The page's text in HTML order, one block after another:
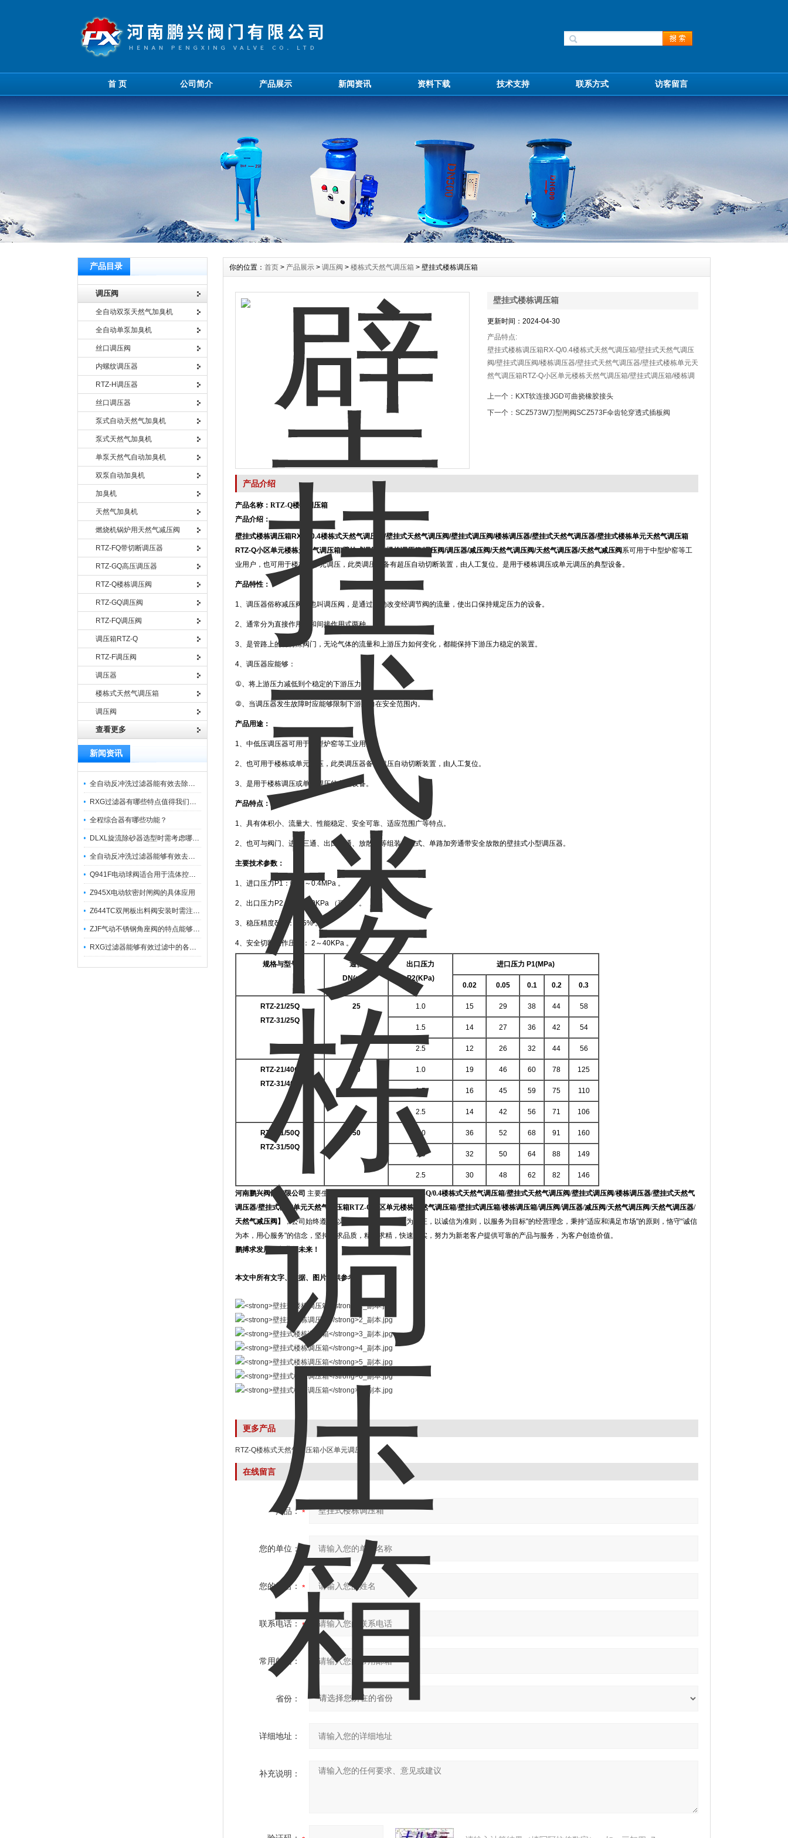
首 页 公司简介 产品展示 新闻资讯 资料下载 技术支持 联系方式 访客留言
产品目录
调压阀
全自动双泵天然气加臭机
全自动单泵加臭机
丝口调压阀
内螺纹调压器
RTZ-H调压器
丝口调压器
泵式自动天然气加臭机
泵式天然气加臭机
单泵天然气自动加臭机
双泵自动加臭机
加臭机
天然气加臭机
燃烧机锅炉用天然气减压阀
RTZ-FQ带切断调压器
RTZ-GQ高压调压器
RTZ-Q楼栋调压阀
RTZ-GQ调压阀
RTZ-FQ调压阀
调压箱RTZ-Q
RTZ-F调压阀
调压器
楼栋式天然气调压箱
调压阀
查看更多
新闻资讯
全自动反冲洗过滤器能有效去除过滤介质上的杂质
RXG过滤器有哪些特点值得我们选择？
全程综合器有哪些功能？
DLXL旋流除砂器选型时需考虑哪些因素？
全自动反冲洗过滤器能够有效去除不同粒径的固体杂
Q941F电动球阀适合用于流体控制需要迅速反应的场合
Z945X电动软密封闸阀的具体应用
Z644TC双闸板出料阀安装时需注意哪些事项？
ZJF气动不锈钢角座阀的特点能够稳定地控制介质流量
RXG过滤器能够有效过滤中的各种杂质
你的位置： 首页 > 产品展示 > 调压阀 > 楼栋式天然气调压箱 > 壁挂式楼栋调压箱
壁挂式楼栋调压箱
更新时间：2024-04-30
产品特点:
壁挂式楼栋调压箱RX-Q/0.4楼栋式天然气调压箱/壁挂式天然气调压
阀/壁挂式调压阀/楼栋调压器/壁挂式天然气调压器/壁挂式楼栋单元天
然气调压箱RTZ-Q小区单元楼栋天然气调压箱/壁挂式调压箱/楼栋调
阀系可用于中型炉窑等工业用户，也可用于楼栋或单元调压。
上一个： KXT软连接JGD可曲挠橡胶接头
下一个： SCZ573W刀型闸阀SCZ573F伞齿轮穿透式插板阀
产品介绍
产品名称： RTZ-Q楼栋调压箱
产品介绍：
壁挂式楼栋调压箱RX-Q/0.4楼栋式天然气调压箱/壁挂式天然气调压阀/壁挂式调压阀/楼栋调压器/壁挂式天然气调压器/壁挂式楼栋单元天然气调压箱
RTZ-Q小区单元楼栋天然气调压箱/壁挂式调压箱/楼栋调压箱/调压阀/调压器/减压阀/天然气调压阀/天然气调压器/天然气减压阀 系可用于中型炉窑等工
业用户，也可用于楼栋或单元调压，此类调压器备有超压自动切断装置，由人工复位。是用于楼栋调压或单元调压的典型设备。
产品特性：
1、调压器俗称减压阀，也叫调压阀，是通过自动改变经调节阀的流量，使出口保持规定压力的设备。
2、通常分为直接作用式和间接作用式两种。
3、是管路上的种特殊阀门，无论气体的流量和上游压力如何变化，都能保持下游压力稳定的装置。
4、调压器应能够：
①、 将上游压力减低到个稳定的下游压力 。
②、 当调压器发生故障时应能够限制下游压力在安全范围内。
产品用途：
1、中低压调压器可用于中型炉窑等工业用户。
2、也可用于楼栋或单元调压，此类调压器备有超压自动切断装置，由人工复位。
3、是用于楼栋调压或单元调压的典型设备。
产品特点：
1、具有体积小、流量大、性能稳定、安全可靠、适应范围广等特点。
2、也可与阀门、进口三通、出口三通、放散阀等组装成箱式、单路加旁通带安全放散的壁挂式小型调压器。
主要技术参数：
1、进口压力P1：0.02～0.4MPa 。
2、出口压力P2：1.0～30KPa （可调）。
3、稳压精度δP2：±15% 。
4、安全切断动作压力： 2～40KPa 。
规格与型号
通径
DN(mm)
出口压力
P2(KPa)
进口压力 P1(MPa)
0.02 0.05 0.1 0.2 0.3
RTZ-21/25Q
RTZ-31/25Q
25 1.0 15 29 38 44 58
1.5 14 27 36 42 54
2.5 12 26 32 44 56
RTZ-21/40Q
RTZ-31/40Q
40 1.0 19 46 60 78 125
1.5 16 45 59 75 110
2.5 14 42 56 71 106
RTZ-21/50Q
RTZ-31/50Q
50 1.0 36 52 68 91 160
1.5 32 50 64 88 149
2.5 30 48 62 82 146
河南鹏兴阀门有限公司 主要生产销售
RX-Q/0.4楼栋式天然气调压箱/壁挂式天然气调压阀/壁挂式调压阀/楼栋调压器/壁挂式天然气
调压器/壁挂式楼栋单元天然气调压箱RTZ-Q小区单元楼栋天然气调压箱/壁挂式调压箱/楼栋调压箱/调压阀/调压器/减压阀/天然气调压阀/天然气调压器/
天然气减压阀 】 ，公司始终遵循“以科技为先导，以品质为保证，以诚信为准则，以服务为目标"的经营理念，秉持“适应和满足市场"的原则，恪守“诚信
为本，用心服务"的信念，坚持追求品质，精益求精，快速务实，努力为新老客户提供可靠的产品与服务，为客户创造价值。
鹏搏求发展，兴业创未来！
本文中所有文字、数据、图片仅供参考。
更多产品
RTZ-Q楼栋式天然气调压箱小区单元调压阀
在线留言
产品：
您的单位：
您的姓名：
联系电话：
常用邮箱：
省份：
详细地址：
补充说明：